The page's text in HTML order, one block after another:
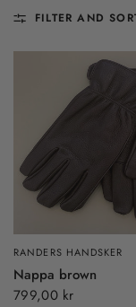
FILTER AND
RANDERS HANDSKER
Nappa brown
799,00 kr